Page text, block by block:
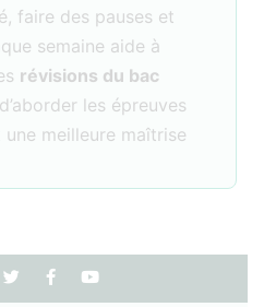
faire des pauses et
semaine aide à
révisions du bac
les épreuves
meilleure maîtrise